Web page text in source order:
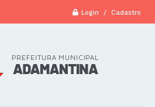
Login / Cadastro